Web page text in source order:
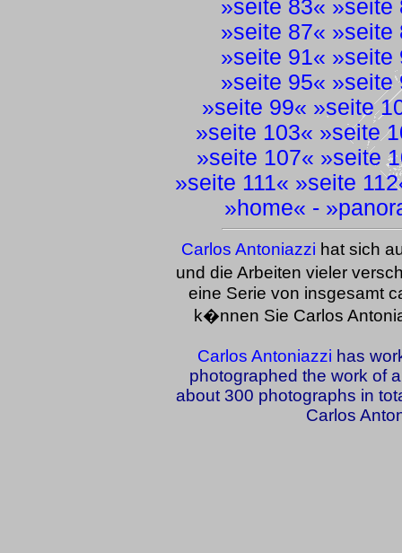
»seite 83« »seite
»seite 87« »seite
»seite 91« »seite
»seite 95« »seite
»seite 99« »seite
»seite 103« »seite
»seite 107« »seite
»seite 111« »seite 112
»home« - »
Carlos Antoniazzi hat sich
und die Arbeiten vieler
eine Serie von insgesamt
k�nnen Sie Carlos
Carlos Antoniazzi has
photographed the work of
about 300 photographs in
Carlos